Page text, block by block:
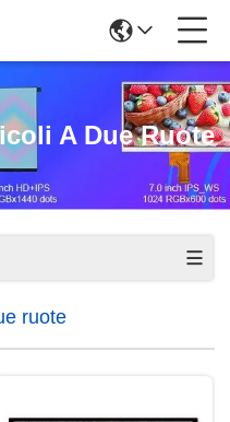
A Due Ruote
ruote